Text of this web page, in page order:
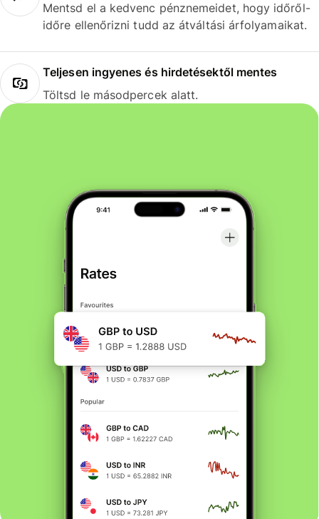
Mentsd el a kedvenc pénznemeidet, hogy időről-
időre ellenőrizni tudd az átváltási árfolyamaikat.
Teljesen ingyenes és hirdetésektől mentes
Töltsd le másodpercek alatt.